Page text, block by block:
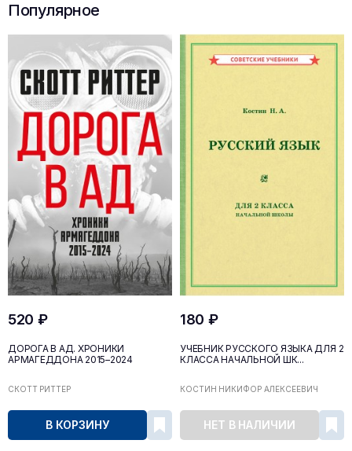
Популярное
520 ₽
ДОРОГА В АД. ХРОНИКИ
АРМАГЕДДОНА 2015–2024
СКОТТ РИТТЕР
В КОРЗИНУ
180 ₽
УЧЕБНИК РУССКОГО ЯЗЫКА ДЛЯ 2
КЛАССА НАЧАЛЬНОЙ ШК...
КОСТИН НИКИФОР АЛЕКСЕЕВИЧ
НЕТ В НАЛИЧИИ